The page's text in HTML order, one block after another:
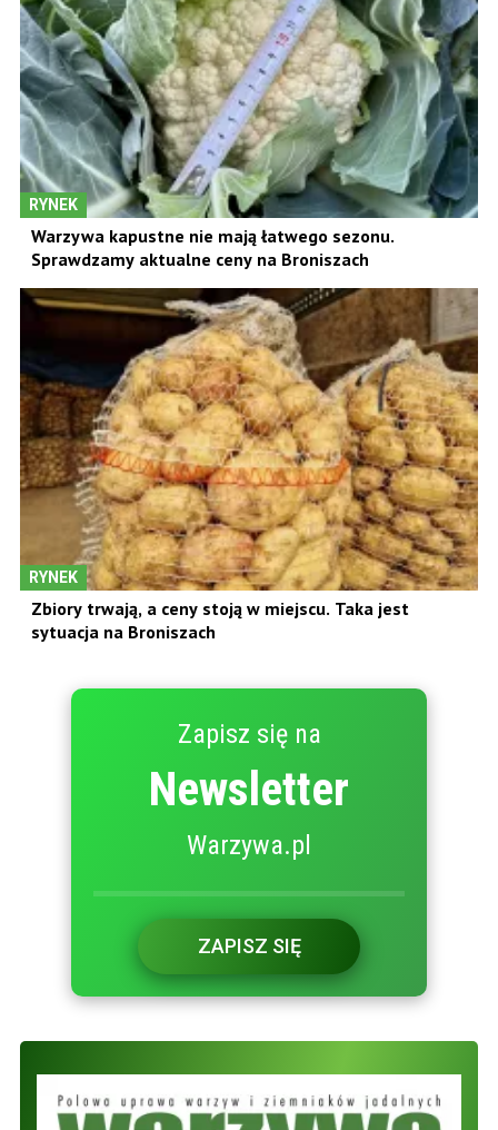
RYNEK
Warzywa kapustne nie mają łatwego sezonu.
Sprawdzamy aktualne ceny na Broniszach
RYNEK
Zbiory trwają, a ceny stoją w miejscu. Taka jest
sytuacja na Broniszach
Zapisz się na
Newsletter
Warzywa.pl
ZAPISZ SIĘ